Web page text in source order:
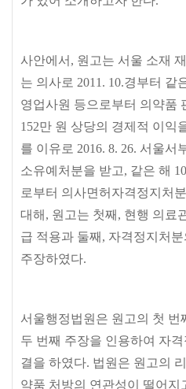
사안에서 , 원고는 서울 소재
는 의사로 2011. 10.경부터 같
영업사원 등으로부터 의약품
152만 원 상당의 경제적 이익
를 이유로 2016. 8. 26. 서울서
소유예처분을 받고, 같은 해
로부터 의사면허자격정지처분
대해 , 원고는 첫째 , 현행 의료
급 적용과 둘째 , 자격정지처
주장하였다.
서울행정법원은 원고의 첫
두 번째 주장을 인용하여 자
결을 하였다. 법원은 원고의
약품 처방의 연관성이 떨어지